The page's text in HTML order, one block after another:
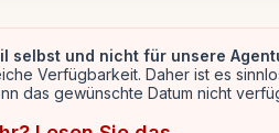
selbst und nicht für unsere
Verfügbarkeit. Daher ist es
das gewünschte Datum nicht